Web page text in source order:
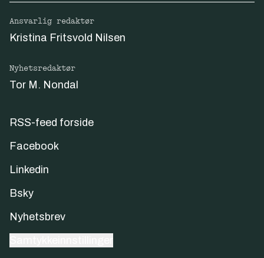
Ansvarlig redaktør
Kristina Fritsvold Nilsen
Nyhetsredaktør
Tor M. Nondal
RSS-feed forside
Facebook
Linkedin
Bsky
Nyhetsbrev